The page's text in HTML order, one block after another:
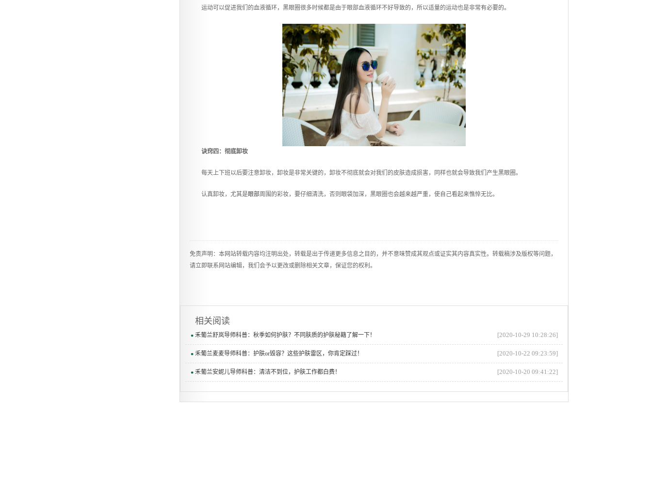
运动可以促进我们的血液循环，黑眼圈很多时候都是由于眼部血液循环不好导致的，所以适量的运动也是非常有必要的。
诀窍四：彻底卸妆
每天上下班以后要注意卸妆，卸妆是非常关键的，卸妆不彻底就会对我们的皮肤造成损害，同样也就会导致我们产生黑眼圈。
认真卸妆，尤其是眼部周围的彩妆，要仔细清洗，否则眼袋加深，黑眼圈也会越来越严重，使自己看起来憔悴无比。
免责声明：本网站转载内容均注明出处，转载是出于传递更多信息之目的，并不意味赞成其观点或证实其内容真实性。转载稿涉及版权等问题，
请立即联系网站编辑，我们会予以更改或删除相关文章，保证您的权利。
相关阅读
禾葡兰舒岚导师科普：秋季如何护肤？不同肤质的护肤秘籍了解一下！ [2020-10-29 10:28:26]
禾葡兰麦麦导师科普：护肤or毁容？这些护肤雷区，你肯定踩过！ [2020-10-22 09:23:59]
禾葡兰安妮儿导师科普：清洁不到位，护肤工作都白费！ [2020-10-20 09:41:22]